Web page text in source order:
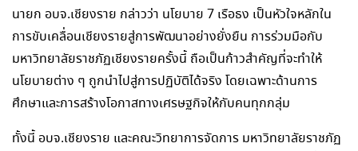
นายก อบจ.เชียงราย กล่าวว่า นโยบาย 7 เรือธง เป็นหัวใจหลักใน
การขับเคลื่อนเชียงรายสู่การพัฒนาอย่างยั่งยืน การร่วมมือกับ
มหาวิทยาลัยราชภัฏเชียงรายครั้งนี้ ถือเป็นก้าวสำคัญที่จะทำให้
นโยบายต่าง ๆ ถูกนำไปสู่การปฏิบัติได้จริง โดยเฉพาะด้านการ
ศึกษาและการสร้างโอกาสทางเศรษฐกิจให้กับคนทุกกลุ่ม
ทั้งนี้ อบจ.เชียงราย และคณะวิทยาการจัดการ มหาวิทยาลัยราชภัฏ